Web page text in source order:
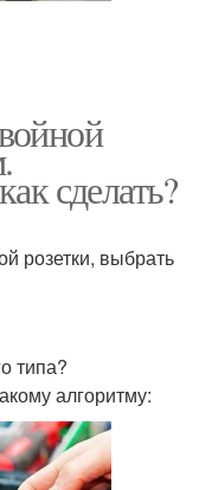
сделать?
розетки, выбрать
типа?
алгоритму: